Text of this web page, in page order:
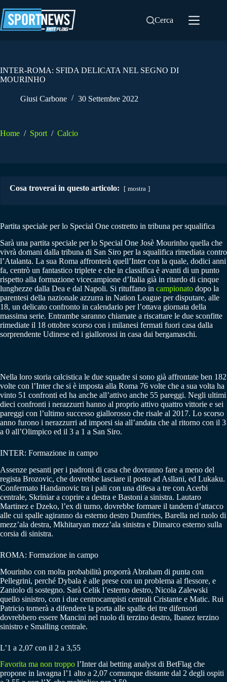
al
contenuto
Cerca
INTER-ROMA: SFIDA DELICATA NEL SEGNO DI
MOURINHO
Giusi Carbone 30 Settembre 2022
Home / Sport / Calcio
Cosa troverai in questo articolo: mostra
Partita speciale per lo Special One costretto in tribuna per squalifica
Sarà una partita speciale per lo Special One Josè Mourinho quella che
vivrà domani dalla tribuna di San Siro per la squalifica rimediata contro
l’Atalanta. La sua Roma affronterà quell’Inter con la quale, dodici anni
fa, centrò un fantastico triplete e che in classifica è avanti di un punto
rispetto alla formazione vicecampione d’Italia già in ritardo di cinque
lunghezze dalla Dea e dal Napoli. Si rituffano in campionato dopo la
parentesi della nazionale azzurra in Nation League per disputare, alle
18, un delicato confronto in calendario per l’ottava giornata della
massima serie. Entrambe saranno chiamate a riscattare le due sconfitte
rimediate il 18 ottobre scorso con i milanesi fermati fuori casa dalla
sorprendente Udinese ed i giallorossi in casa dai bergamaschi.
Nella loro storia calcistica le due squadre si sono già affrontate ben 182
volte con l’Inter che si è imposta alla Roma 76 volte che a sua volta ha
vinto 51 confronti ed ha anche all’attivo anche 55 pareggi. Negli ultimi
dieci confronti i nerazzurri hanno al proprio attivo quattro vittorie e sei
pareggi con l’ultimo successo giallorosso che risale al 2017. Lo scorso
anno furono i nerazzurri ad imporsi sia all’andata che al ritorno con il 3
a 0 all’Olimpico ed il 3 a 1 a San Siro.
INTER: Formazione in campo
Assenze pesanti per i padroni di casa che dovranno fare a meno del
regista Brozovic, che dovrebbe lasciare il posto ad Asllani, ed Lukaku.
Confermato Handanovic tra i pali con una difesa a tre con Acerbi
centrale, Skriniar a coprire a destra e Bastoni a sinistra. Lautaro
Martinez e Dzeko, l’ex di turno, dovrebbe formare il tandem d’attacco
alle cui spalle agiranno da esterno destro Dumfries, Barella nel ruolo di
mezz’ala destra, Mkhitaryan mezz’ala sinistra e Dimarco esterno sulla
corsia di sinistra.
ROMA: Formazione in campo
Mourinho con molta probabilità proporrà Abraham di punta con
Pellegrini, perché Dybala è alle prese con un problema al flessore, e
Zaniolo di sostegno. Sarà Celik l’esterno destro, Nicola Zalewski
quello sinistro, con i due centrocampisti centrali Cristante e Matic. Rui
Patricio tornerà a difendere la porta alle spalle dei tre difensori
dovrebbero essere Mancini nel ruolo di terzino destro, Ibanez terzino
sinistro e Smalling centrale.
L’1 a 2,07 con il 2 a 3,55
Favorita ma non troppo l’Inter dai betting analyst di BetFlag che
propone in lavagna l’1 alto a 2,07 comunque distante dal 2 degli ospiti